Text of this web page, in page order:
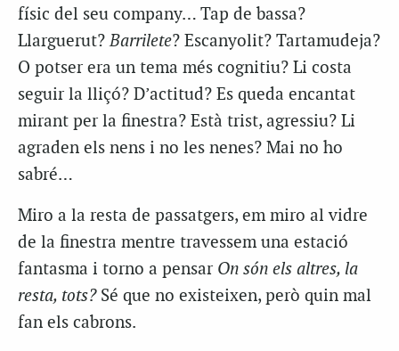
físic del seu company… Tap de bassa?
Llarguerut?Barrilete? Escanyolit? Tartamudeja?
O potser era un tema més cognitiu? Li costa
seguir la lliçó? D’actitud? Es queda encantat
mirant per la finestra? Està trist, agressiu? Li
agraden els nens i no les nenes? Mai no ho
sabré…
Miro a la resta de passatgers, em miro al vidre
de la finestra mentre travessem una estació
fantasma i torno a pensar On són els altres, la
resta, tots?Sé que no existeixen, però quin mal
fan els cabrons.